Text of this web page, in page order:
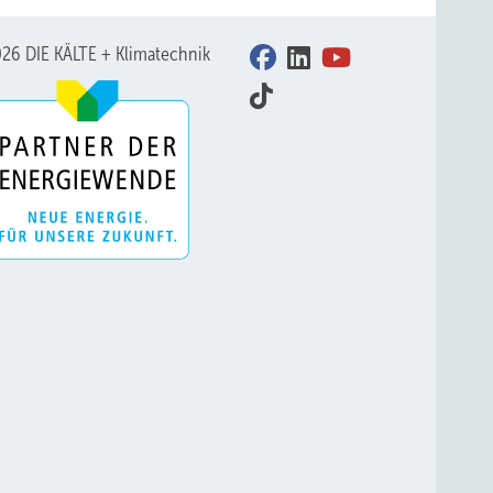
und
DIE KÄLTE + Klimatechnik